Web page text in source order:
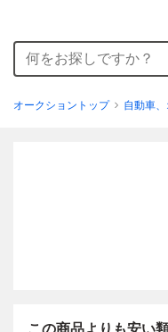
オークショントップ 自動車
この商品よりも安い